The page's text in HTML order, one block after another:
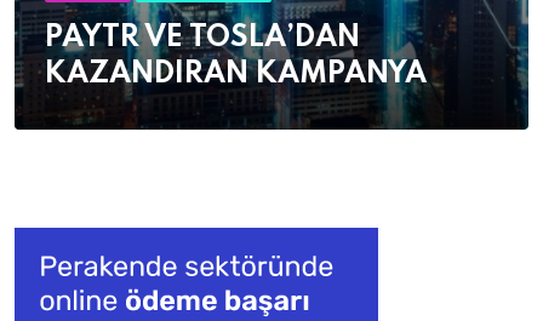
PAYTR VE TOSLA’DAN
KAZANDIRAN KAMPANYA